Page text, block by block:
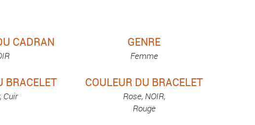
CADRAN GENRE
Femme
BRACELET
Cuir
COULEUR DU BRACELET
Rose, NOIR,
Rouge